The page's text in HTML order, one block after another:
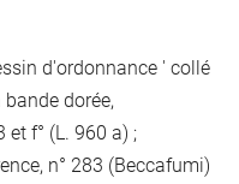
d'ordonnance ' collé
dorée,
f° (L. 960 a) ;
n° 283 (Beccafumi)